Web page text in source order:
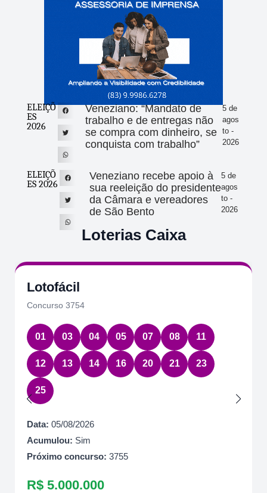
ELEIÇÕ
ES
2026
Veneziano: “Mandato de
trabalho e de entregas não
se compra com dinheiro, se
conquista com trabalho”
5 de
agos
to -
2026
ELEIÇÕ
ES 2026
Veneziano recebe apoio à
sua reeleição do presidente
da Câmara e vereadores
de São Bento
5 de
agos
to -
2026
Loterias Caixa
Lotofácil
Concurso 3754
01 03 04 05 07 08 11
12 13 14 16 20 21 23
25
Data: 05/08/2026
Acumulou: Sim
Próximo concurso: 3755
R$ 5.000.000